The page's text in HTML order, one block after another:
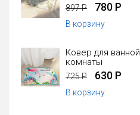
897 Р 780 Р
В корзину
Ковер для ванной
комнаты
725 Р 630 Р
В корзину